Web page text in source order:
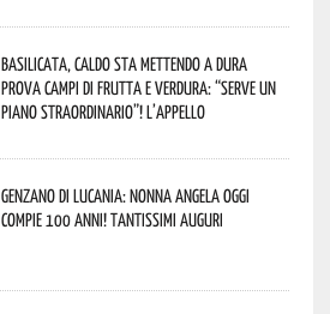
Basilicata, caldo sta mettendo a dura
prova campi di frutta e verdura: “Serve un
piano straordinario”! L’appello
Genzano di Lucania: nonna Angela oggi
compie 100 anni! Tantissimi auguri